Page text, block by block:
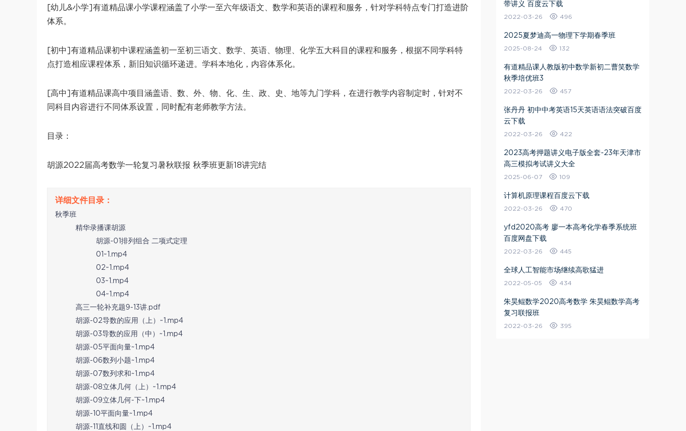
[幼儿&小学]有道精品课小学课程涵盖了小学一至六年级语文、数学和英语的课程和服务，针对学科特点专门打造进阶
体系。
[初中]有道精品课初中课程涵盖初一至初三语文、数学、英语、物理、化学五大科目的课程和服务，根据不同学科特
点打造相应课程体系，新旧知识循环递进。学科本地化，内容体系化。
[高中]有道精品课高中项目涵盖语、数、外、物、化、生、政、史、地等九门学科，在进行教学内容制定时，针对不
同科目内容进行不同体系设置，同时配有老师教学方法。
目录：
胡源2022届高考数学一轮复习暑秋联报 秋季班更新18讲完结
秋季班
精华录播课胡源
胡源-01排列组合 二项式定理
01~1.mp4
02~1.mp4
03~1.mp4
04~1.mp4
高三一轮补充题9-13讲.pdf
胡源-02导数的应用（上）~1.mp4
胡源-03导数的应用（中）~1.mp4
胡源-05平面向量~1.mp4
胡源-06数列小题~1.mp4
胡源-07数列求和~1.mp4
胡源-08立体几何（上）~1.mp4
胡源-09立体几何-下~1.mp4
胡源-10平面向量~1.mp4
胡源-11直线和圆（上）~1.mp4
带讲义 百度云下载
2022-03-26 496
2025夏梦迪高一物理下学期春季班
2025-08-24 132
有道精品课人教版初中数学新初二曹笑数学
秋季培优班3
2022-03-26 457
张丹丹 初中中考英语15天英语语法突破百度
云下载
2022-03-26 422
2023高考押题讲义电子版全套-23年天津市
高三模拟考试讲义大全
2025-06-07 109
计算机原理课程百度云下载
2022-03-26 470
yfd2020高考 廖一本高考化学春季系统班
百度网盘下载
2022-03-26 445
全球人工智能市场继续高歌猛进
2022-05-05 434
朱昊鲲数学2020高考数学 朱昊鲲数学高考
复习联报班
2022-03-26 395